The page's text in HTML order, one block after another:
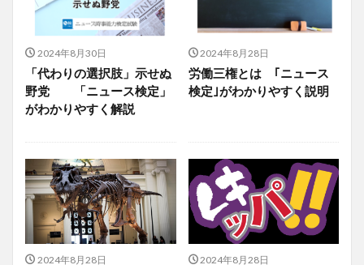
2024年8月30日
「代わりの選択肢」示せぬ
野党 「ニュース検定」
がわかりやすく解説
2024年8月28日
労働三権とは ｢ニュース
検定｣がわかりやすく説明
2024年8月28日 2024年8月28日